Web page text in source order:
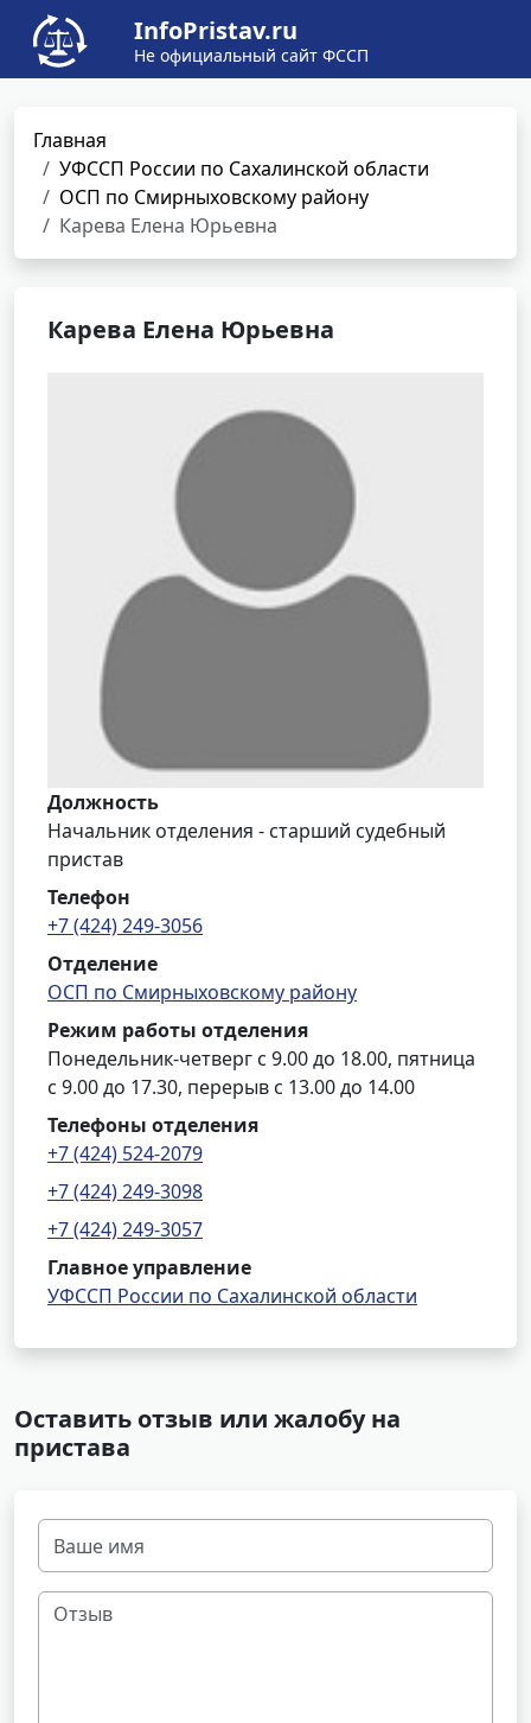
InfoPristav.ru
Не официальный сайт ФССП
Главная
УФССП России по Сахалинской области
ОСП по Смирныховскому району
Карева Елена Юрьевна
Карева Елена Юрьевна
Должность
Начальник отделения - старший судебный
пристав
Телефон
+7 (424) 249-3056
Отделение
ОСП по Смирныховскому району
Режим работы отделения
Понедельник-четверг с 9.00 до 18.00, пятница
с 9.00 до 17.30, перерыв с 13.00 до 14.00
Телефоны отделения
+7 (424) 524-2079
+7 (424) 249-3098
+7 (424) 249-3057
Главное управление
УФССП России по Сахалинской области
Оставить отзыв или жалобу на
пристава